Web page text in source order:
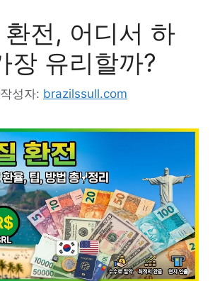
전, 어디서 하
장 유리할까?
작성자: brazilssull.com